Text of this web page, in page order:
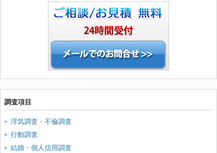
調査項目
浮気調査・不倫調査
行動調査
結婚・個人信用調査